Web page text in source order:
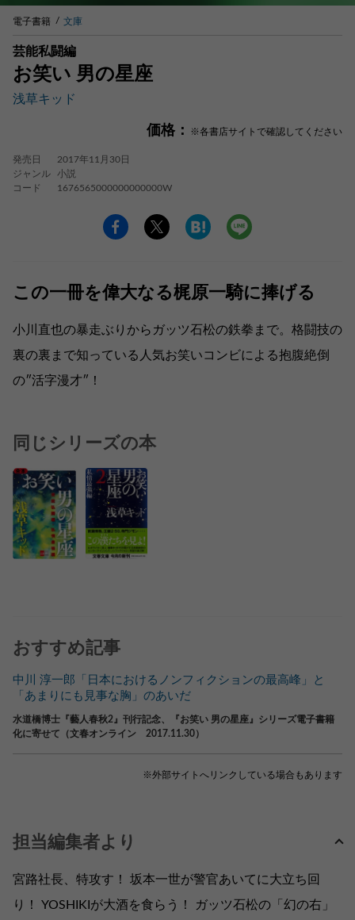
電子書籍 文庫
芸能私闘編
お笑い 男の星座
浅草キッド
価格： ※各書店サイトで確認してください
発売日
2017年11月30日
ジャンル
小説
コード
1676565000000000000W
この一冊を偉大なる梶原一騎に捧げる
小川直也の暴走ぶりからガッツ石松の鉄拳まで。格闘技の
裏の裏まで知っている人気お笑いコンビによる抱腹絶倒
の″活字漫才″！
同じシリーズの本
おすすめ記事
中川 淳一郎「日本におけるノンフィクションの最高峰」と
「あまりにも見事な胸」のあいだ
水道橋博士『藝人春秋2』刊行記念、『お笑い 男の星座』シリーズ電子書籍
化に寄せて（文春オンライン 2017.11.30）
※外部サイトへリンクしている場合もあります
担当編集者より
宮路社長、特攻す！ 坂本一世が警官あいてに大立ち回
り！ YOSHIKIが大酒を食らう！ ガッツ石松の「幻の右」